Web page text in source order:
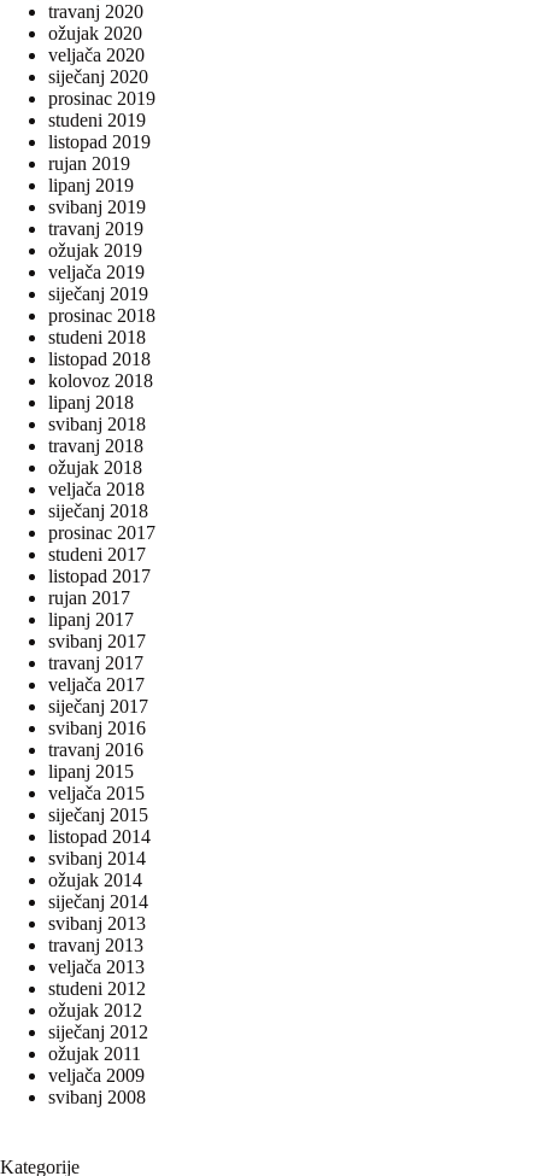
travanj 2020
ožujak 2020
veljača 2020
siječanj 2020
prosinac 2019
studeni 2019
listopad 2019
rujan 2019
lipanj 2019
svibanj 2019
travanj 2019
ožujak 2019
veljača 2019
siječanj 2019
prosinac 2018
studeni 2018
listopad 2018
kolovoz 2018
lipanj 2018
svibanj 2018
travanj 2018
ožujak 2018
veljača 2018
siječanj 2018
prosinac 2017
studeni 2017
listopad 2017
rujan 2017
lipanj 2017
svibanj 2017
travanj 2017
veljača 2017
siječanj 2017
svibanj 2016
travanj 2016
lipanj 2015
veljača 2015
siječanj 2015
listopad 2014
svibanj 2014
ožujak 2014
siječanj 2014
svibanj 2013
travanj 2013
veljača 2013
studeni 2012
ožujak 2012
siječanj 2012
ožujak 2011
veljača 2009
svibanj 2008
Kategorije